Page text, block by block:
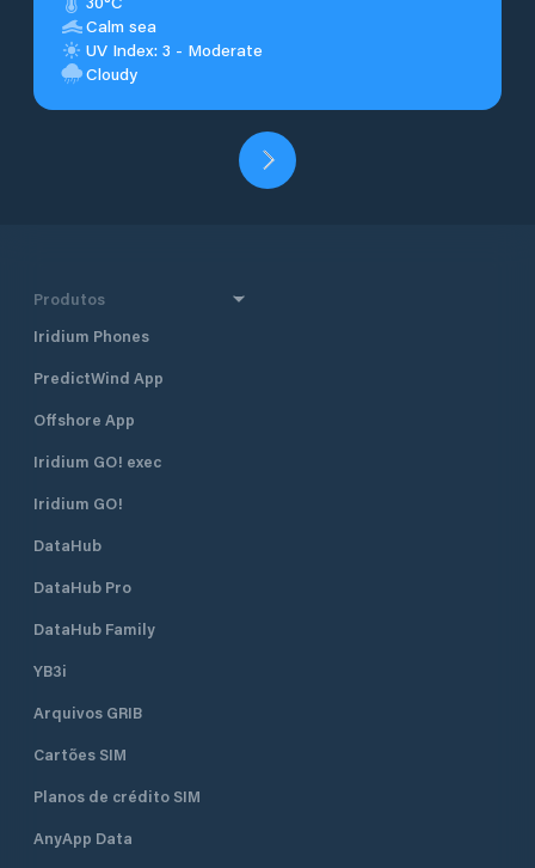
Calm sea
UV Index: 3 - Moderate
Cloudy
Produtos
Iridium Phones
PredictWind App
Offshore App
Iridium GO! exec
Iridium GO!
DataHub
DataHub Pro
DataHub Family
YB3i
Arquivos GRIB
Cartões SIM
Planos de crédito SIM
AnyApp Data